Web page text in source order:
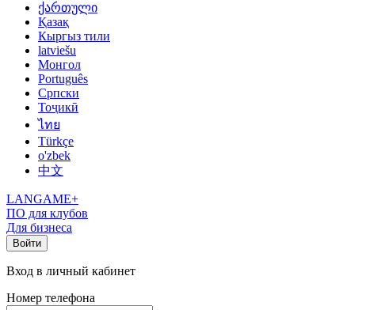
ქართული
Қазақ
Кыргыз тили
latviešu
Монгол
Português
Српски
Тоҷикӣ
ไทย
Türkçe
o'zbek
中文
LANGAME+
ПО для клубов
Для бизнеса
Войти
Вход в личный кабинет
Номер телефона